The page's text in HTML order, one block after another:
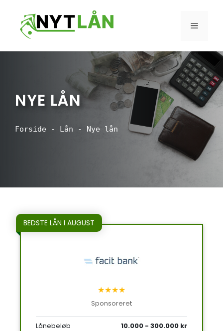
indhold
MENU
NYE LÅN
Forside - Lån - Nye lån
BEDSTE LÅN I AUGUST
★★★★
Sponsoreret
Lånebeløb
10.000 - 300.000 kr